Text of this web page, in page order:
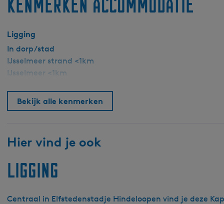
r
i
s
Kenmerken accommodatie
Ligging
In dorp/stad
IJsselmeer strand <1km
IJsselmeer <1km
Bekijk alle kenmerken
Hier vind je ook
Ligging
Centraal in Elfstedenstadje Hindeloopen vind je deze